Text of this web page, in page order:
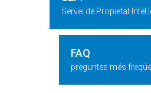
Servei de Propietat
FAQ
preguntes més